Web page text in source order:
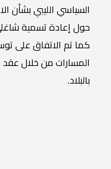
السياسي الليبي بشأن
حول إعادة تسمية
كما تم الاتفاق على
المسارات من خلال عقد
بالبلاد.